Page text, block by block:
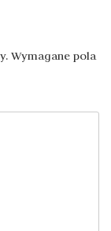
Wymagane pola